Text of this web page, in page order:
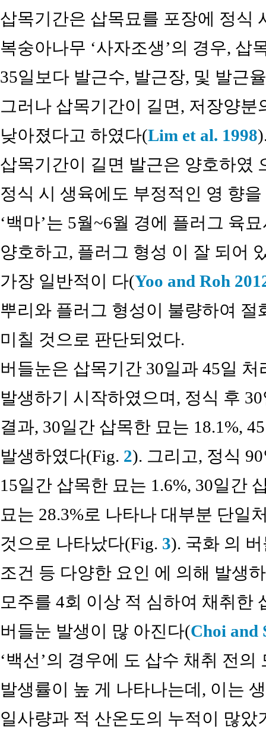
삽목기간은 삽목묘를 포장에 정식
복숭아나무 ‘사자조생’의 경우, 삽
35일보다 발근수, 발근장, 및 발근
그러나 삽목기간이 길면, 저장양
낮아졌다고 하였다(Lim et al. 1998
삽목기간이 길면 발근은 양호하였
정식 시 생육에도 부정적인 영 향
‘백마’는 5월~6월 경에 플러그 육
양호하고, 플러그 형성 이 잘 되어
가장 일반적이 다(Yoo and Roh
뿌리와 플러그 형성이 불량하여
미칠 것으로 판단되었다.
버들눈은 삽목기간 30일과 45일
발생하기 시작하였으며, 정식 후
결과, 30일간 삽목한 묘는 18.1%,
발생하였다(Fig. 2). 그리고, 정식
15일간 삽목한 묘는 1.6%, 30일간
묘는 28.3%로 나타나 대부분 단일
것으로 나타났다(Fig. 3). 국화 의
조건 등 다양한 요인 에 의해 발생
모주를 4회 이상 적 심하여 채취한
버들눈 발생이 많 아진다(Choi and
‘백선’의 경우에 도 삽수 채취 전
발생률이 높 게 나타나는데, 이는
일사량과 적 산온도의 누적이 많았